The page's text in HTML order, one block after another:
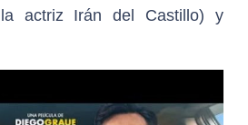
actriz Irán del Castillo) y